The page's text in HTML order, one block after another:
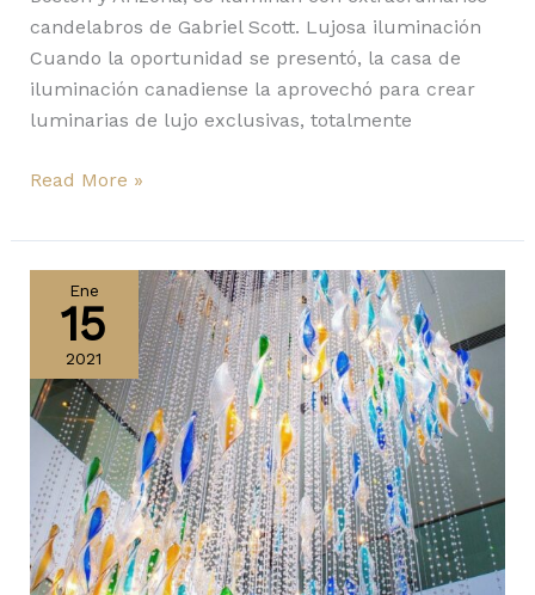
candelabros de Gabriel Scott. Lujosa iluminación
Cuando la oportunidad se presentó, la casa de
iluminación canadiense la aprovechó para crear
luminarias de lujo exclusivas, totalmente
Read More »
Ene
15
2021
Lasvit
en
corazón
de
México